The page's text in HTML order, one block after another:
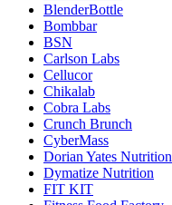
BlenderBottle
Bombbar
BSN
Carlson Labs
Cellucor
Chikalab
Cobra Labs
Crunch Brunch
CyberMass
Dorian Yates Nutrition
Dymatize Nutrition
FIT KIT